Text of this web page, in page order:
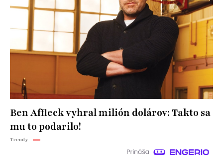
Ben Affleck vyhral milión dolárov: Takto sa
mu to podarilo!
Trendy